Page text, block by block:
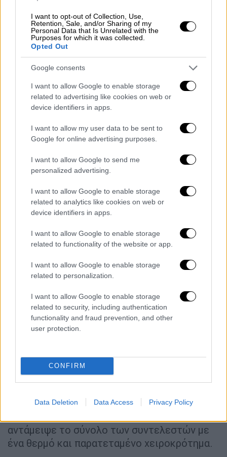
I want to opt-out of Collection, Use,
Retention, Sale, and/or Sharing of my
Personal Data that Is Unrelated with the
Purposes for which it was collected.
Opted Out
Google consents
I want to allow Google to enable storage
related to advertising like cookies on web or
device identifiers in apps.
I want to allow my user data to be sent to
Google for online advertising purposes.
I want to allow Google to send me
personalized advertising.
I want to allow Google to enable storage
related to analytics like cookies on web or
device identifiers in apps.
I want to allow Google to enable storage
related to functionality of the website or app.
I want to allow Google to enable storage
related to personalization.
I want to allow Google to enable storage
related to security, including authentication
functionality and fraud prevention, and other
user protection.
CONFIRM
Data Deletion Data Access Privacy Policy
χειροκρότημα
Τους ιδιαιτέρως απαιτητικούς
πρωταγωνιστικούς ρόλους ερμήνευσαν με
μεγάλη επιτυχία κορυφαίοι βαγκνερικοί
τραγουδιστές διεθνούς φήμης. Η Κάθριν
Φόστερ με τη μοναδική ερμηνεία της
επιβεβαίωσε τη φήμη της «ως μία από τις
Τόμμι Χακάλα στον ρόλο του Βόταν και ο
Στέφαν Φίνκε στον ρόλο του Ζήγκμουντ
εντυπωσίασαν με τις φωνητικές τους
δυνατότητες και τη σκηνική τους απόδοση.
Η Αλλισον Όουκς στον ρόλο της Ζήγκλιντε
και η Μαρίνα Προυντένσκαγια στον ρόλο της
Φρίκας ξεχώρισαν τόσο για τις φωνητικές
ένταση της ερμηνείας τους. Ο βαθύφωνος
της ΕΛΣ Πέτρος Μαγουλάς έδωσε μια
εξαιρετική ερμηνεία στον ρόλο του
Χούντινγκ. Εντυπωσιακή ήταν η συμμετοχή
των οκτώ Ελληνίδων Βαλκυριών Κατερίνας
Σαντμάγιερ, Βιολέττας Λούστα,
Ταξιαρχούλας Κανάτη, Νεφέλης Κωτσέλη,
Δήμητρας Καλαϊτζή-Τηλικίδου, Φωτεινής
Σπιτάδη.
Στο φινάλε της παράστασης, μαζί με τους
μαέστρο, στη σκηνή ανέβηκε για να
αντάμειψε το σύνολο των συντελεστών με
ένα θερμό και παρατεταμένο χειροκρότημα.